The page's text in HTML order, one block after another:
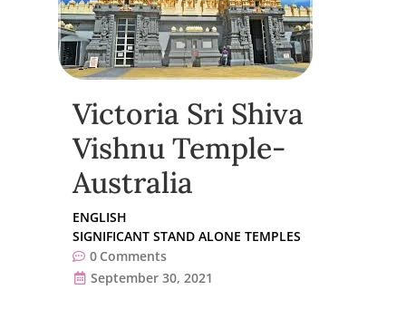
Victoria Sri Shiva
Vishnu Temple-
Australia
ENGLISH
SIGNIFICANT STAND ALONE TEMPLES
0 Comments
September 30, 2021